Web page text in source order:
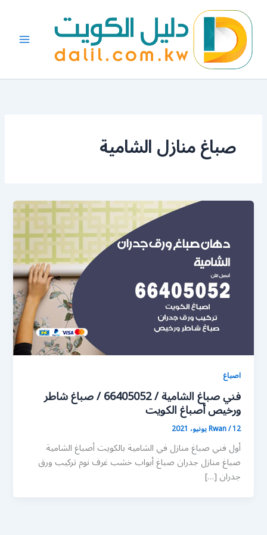
المحتوى
صباغ منازل الشامية
اصباغ
فني صباغ الشامية / 66405052 / صباغ شاطر
ورخيص أصباغ الكويت
Rwan/12 يونيو، 2021
أول فني صباغ منازل في الشامية بالكويت أصباغ الشامية
صباغ منازل جدران صباغ أبواب خشب غرف نوم تركيب ورق
جدران […]